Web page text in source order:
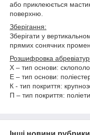
або приклеюється
поверхню.
Зберігання:
Зберігати у
прямих сонячних
Розшифровка
Х – тип основи:
Е – тип основи:
К - тип покриття:
П – тип покриття: